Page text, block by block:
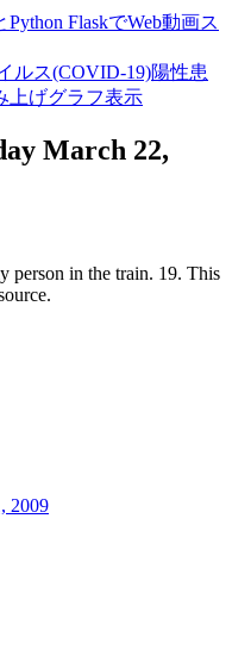
Python FlaskでWeb動画ス
ルス(COVID-19)陽性患
上げグラフ表示
March 22,
person in the train. 19. This
2009